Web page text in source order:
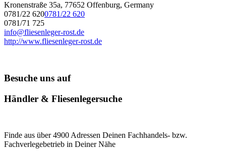
Kronenstraße 35a, 77652 Offenburg, Germany
0781/22 6200781/22 620
0781/71 725
info@fliesenleger-rost.de
http://www.fliesenleger-rost.de
Besuche uns auf
Händler & Fliesenlegersuche
Finde aus über 4900 Adressen Deinen Fachhandels- bzw.
Fachverlegebetrieb in Deiner Nähe